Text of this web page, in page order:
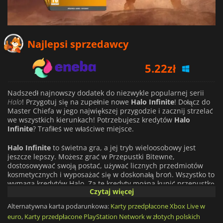
Najlepsi sprzedawcy
5.90zł
6.69zł
Nadszedł najnowszy dodatek do niezwykle popularnej serii
Halo! Przygotuj się na zupełnie nowe Halo Infinite! Dołącz do
Master Chiefa w jego największej przygodzie i zacznij strzelać
we wszystkich kierunkach! Potrzebujesz kredytów Halo
Infinite? Trafiłeś we właściwe miejsce.
Halo Infinite to świetna gra, a jej tryb wieloosobowy jest
jeszcze lepszy. Możesz grać w Przepustki Bitewne,
dostosowywać swoją postać, używać licznych przedmiotów
kosmetycznych i wyposażać się w doskonałą broń. Wszystko to
wymaga kredytów Halo. Za te kredyty można kupić przepustkę
bojową lub inne przedmioty kosmetyczne, takie jak skórki
broni, nieśmiertelniki, pojazdy i inne. Co kilka miesięcy
rozpoczyna się nowy sezon, a każdy sezon ma własną
przepustkę bojową. Przepustka bojowa oferuje graczom
Czytaj więcej
Alternatywna karta podarunkowa: Karty przedpłacone Xbox Live w
euro, Karty przedpłacone PlayStation Network w złotych polskich